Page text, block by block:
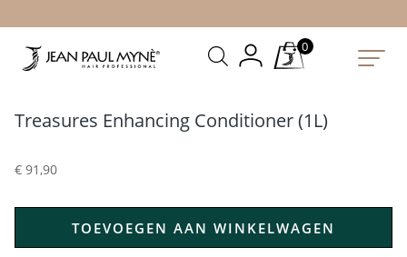
0
Treasures Enhancing Conditioner (1L)
€ 91,90
TOEVOEGEN AAN WINKELWAGEN